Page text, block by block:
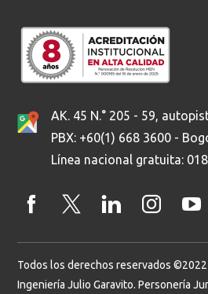
AK. 45 N.° 205 - 59,
PBX: +60(1) 668 3600 -
Línea nacional gratuita:
Todos los derechos reservados
Ingeniería Julio Garavito. Personería